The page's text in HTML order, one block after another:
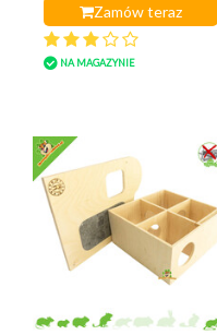
Zamów teraz
NA MAGAZYNIE